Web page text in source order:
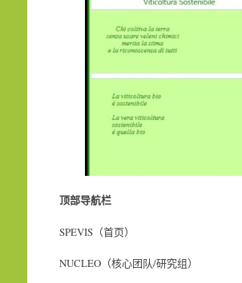
顶部导航栏
SPEVIS（首页）
NUCLEO（核心团队/研究组）